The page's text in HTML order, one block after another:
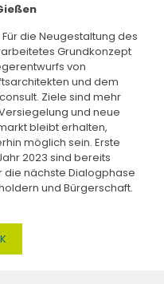
die Neugestaltung des
Grundkonzept
von
und dem
Ziele sind mehr
und neue
bleibt erhalten,
möglich sein. Erste
2023 sind bereits
die nächste Dialogphase
und Bürgerschaft.